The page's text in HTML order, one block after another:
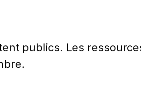
publics. Les